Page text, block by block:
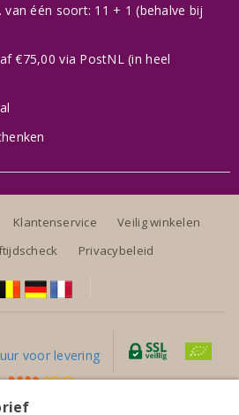
één soort: 11 + 1 (behalve bij
€75,00 via PostNL (in heel
Klantenservice
Veilig winkelen
Privacybeleid